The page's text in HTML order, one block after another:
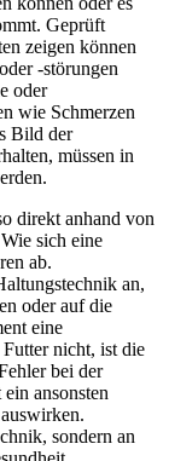
Geprüft
zeigen können
-störungen
oder
wie Schmerzen
Bild der
müssen in
direkt anhand von
sich eine
ab.
an,
oder auf die
eine
nicht, ist die
bei der
ansonsten
sondern an